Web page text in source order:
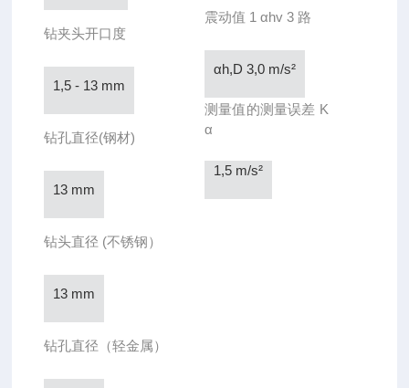
钻夹头开口度
1,5 - 13 mm
钻孔直径(钢材)
13 mm
钻头直径 (不锈钢）
13 mm
钻孔直径（轻金属）
震动值 1 αhv 3 路
αh,D 3,0 m/s²
测量值的测量误差 K
α
1,5 m/s²